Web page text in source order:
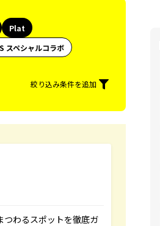
Plat
スペシャルコラボ
絞り込み条件を追加
つわるスポットを徹底ガ